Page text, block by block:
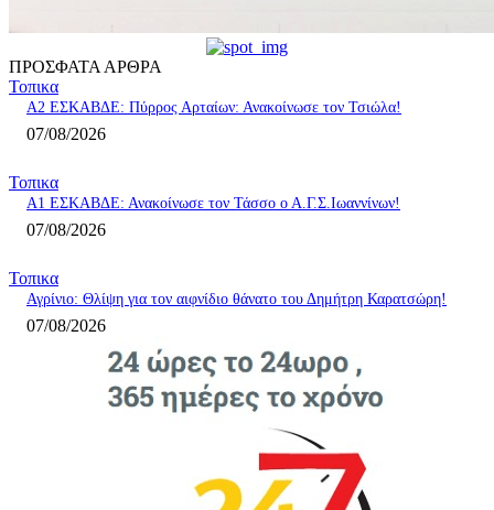
ΠΡΟΣΦΑΤΑ ΑΡΘΡΑ
Τοπικα
A2 ΕΣΚΑΒΔΕ: Πύρρος Αρταίων: Ανακοίνωσε τον Τσιώλα!
07/08/2026
Τοπικα
Α1 ΕΣΚΑΒΔΕ: Ανακοίνωσε τον Τάσσο ο Α.Γ.Σ.Ιωαννίνων!
07/08/2026
Τοπικα
Αγρίνιο: Θλίψη για τον αιφνίδιο θάνατο του Δημήτρη Καρατσώρη!
07/08/2026